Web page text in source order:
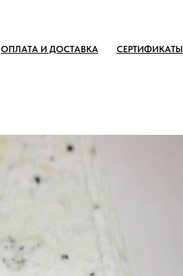
ОПЛАТА И ДОСТАВКА СЕРТИФИКАТЫ